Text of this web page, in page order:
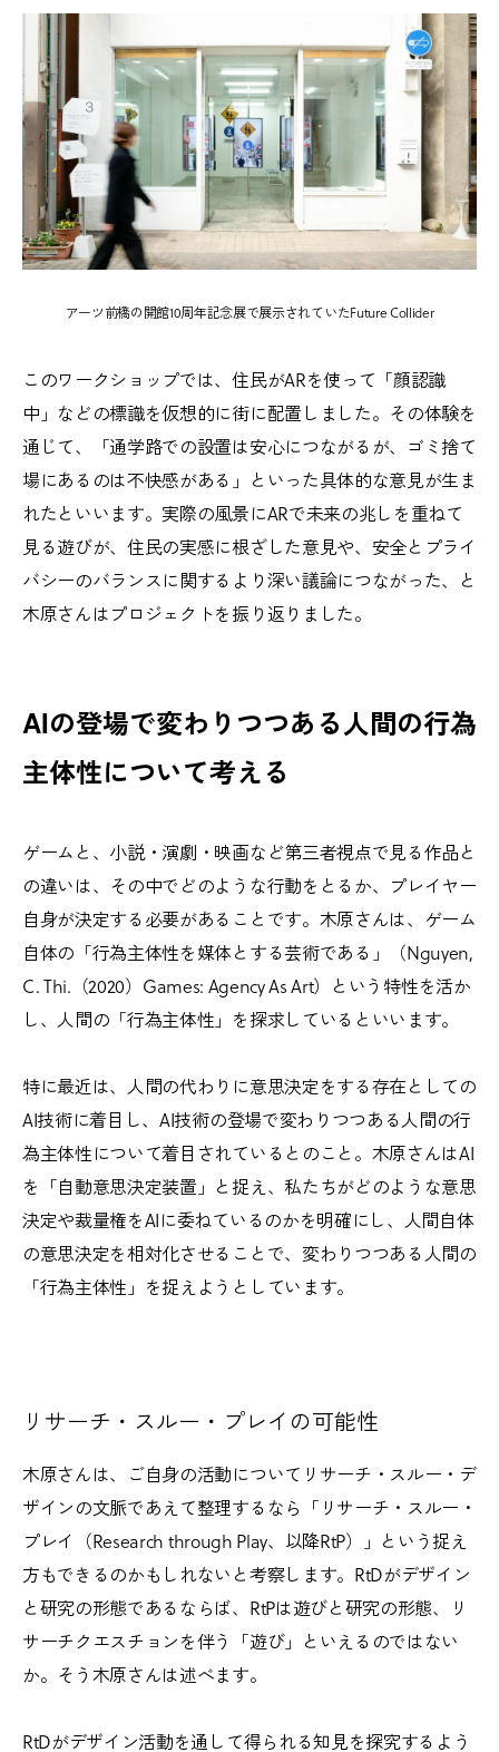
アーツ前橋の開館10周年記念展で展示されていたFuture Collider
このワークショップでは、住民がARを使って「顔認識
中」などの標識を仮想的に街に配置しました。その体験を
通じて、「通学路での設置は安心につながるが、ゴミ捨て
場にあるのは不快感がある」といった具体的な意見が生ま
れたといいます。実際の風景にARで未来の兆しを重ねて
見る遊びが、住民の実感に根ざした意見や、安全とプライ
バシーのバランスに関するより深い議論につながった、と
木原さんはプロジェクトを振り返りました。
AIの登場で変わりつつある人間の行為
主体性について考える
ゲームと、小説・演劇・映画など第三者視点で見る作品と
の違いは、その中でどのような行動をとるか、プレイヤー
自身が決定する必要があることです。木原さんは、ゲーム
自体の「行為主体性を媒体とする芸術である」（Nguyen,
C. Thi.（2020）Games: Agency As Art）という特性を活か
し、人間の「行為主体性」を探求しているといいます。
特に最近は、人間の代わりに意思決定をする存在としての
AI技術に着目し、AI技術の登場で変わりつつある人間の行
為主体性について着目されているとのこと。木原さんはAI
を「自動意思決定装置」と捉え、私たちがどのような意思
決定や裁量権をAIに委ねているのかを明確にし、人間自体
の意思決定を相対化させることで、変わりつつある人間の
「行為主体性」を捉えようとしています。
リサーチ・スルー・プレイの可能性
木原さんは、ご自身の活動についてリサーチ・スルー・デ
ザインの文脈であえて整理するなら「リサーチ・スルー・
プレイ（Research through Play、以降RtP）」という捉え
方もできるのかもしれないと考察します。RtDがデザイン
と研究の形態であるならば、RtPは遊びと研究の形態、リ
サーチクエスチョンを伴う「遊び」といえるのではない
か。そう木原さんは述べます。
RtDがデザイン活動を通して得られる知見を探究するよう